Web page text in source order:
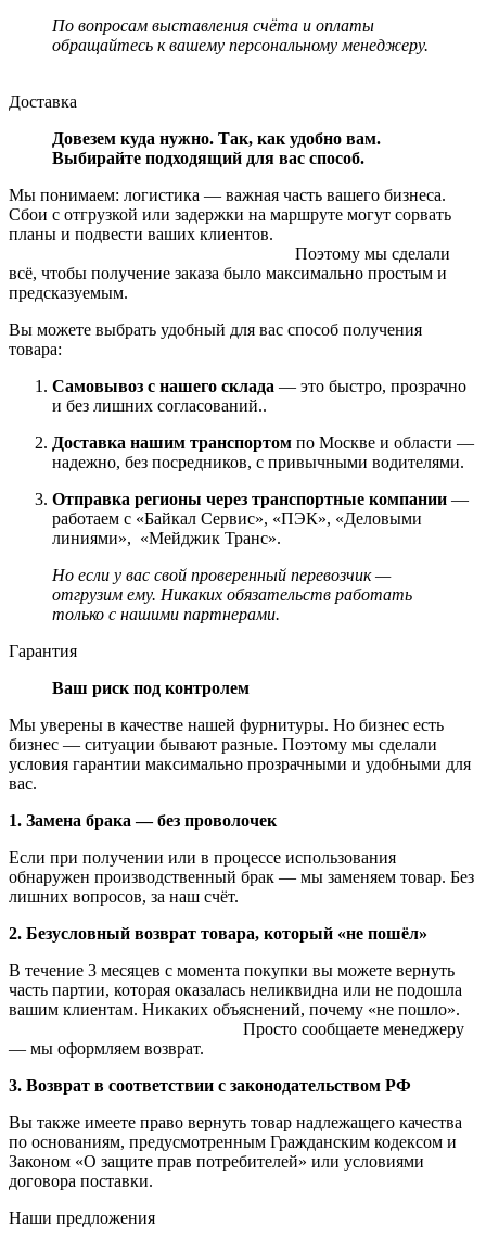
По вопросам выставления счёта и оплаты
обращайтесь к вашему персональному менеджеру.
Доставка
Довезем куда нужно. Так, как удобно вам.
Выбирайте подходящий для вас способ.
Мы понимаем: логистика — важная часть вашего бизнеса.
Сбои с отгрузкой или задержки на маршруте могут сорвать
планы и подвести ваших клиентов.
Поэтому мы сделали
всё, чтобы получение заказа было максимально простым и
предсказуемым.
Вы можете выбрать удобный для вас способ получения
товара:
Самовывоз с нашего склада — это быстро, прозрачно
и без лишних согласований..
Доставка нашим транспортом по Москве и области —
надежно, без посредников, с привычными водителями.
Отправка регионы через транспортные компании —
работаем с «Байкал Сервис», «ПЭК», «Деловыми
линиями», «Мейджик Транс».
Но если у вас свой проверенный перевозчик —
отгрузим ему. Никаких обязательств работать
только с нашими партнерами.
Гарантия
Ваш риск под контролем
Мы уверены в качестве нашей фурнитуры. Но бизнес есть
бизнес — ситуации бывают разные. Поэтому мы сделали
условия гарантии максимально прозрачными и удобными для
вас.
1. Замена брака — без проволочек
Если при получении или в процессе использования
обнаружен производственный брак — мы заменяем товар. Без
лишних вопросов, за наш счёт.
2. Безусловный возврат товара, который «не пошёл»
В течение 3 месяцев с момента покупки вы можете вернуть
часть партии, которая оказалась неликвидна или не подошла
вашим клиентам. Никаких объяснений, почему «не пошло».
Просто сообщаете менеджеру
— мы оформляем возврат.
3. Возврат в соответствии с законодательством РФ
Вы также имеете право вернуть товар надлежащего качества
по основаниям, предусмотренным Гражданским кодексом и
Законом «О защите прав потребителей» или условиями
договора поставки.
Наши предложения